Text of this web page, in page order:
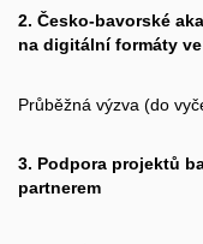
2. Česko-bavorské
na digitální formáty
Průběžná výzva (do
3. Podpora projektů
partnerem